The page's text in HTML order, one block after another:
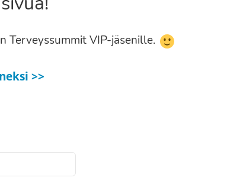
Terveyssummit VIP-jäsenille.
>>